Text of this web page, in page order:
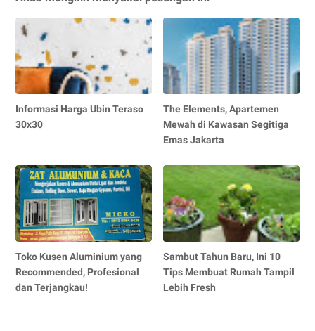
Informasi Harga Ubin Teraso
30x30
The Elements, Apartemen
Mewah di Kawasan Segitiga
Emas Jakarta
Toko Kusen Aluminium yang
Recommended, Profesional
dan Terjangkau!
Sambut Tahun Baru, Ini 10
Tips Membuat Rumah Tampil
Lebih Fresh